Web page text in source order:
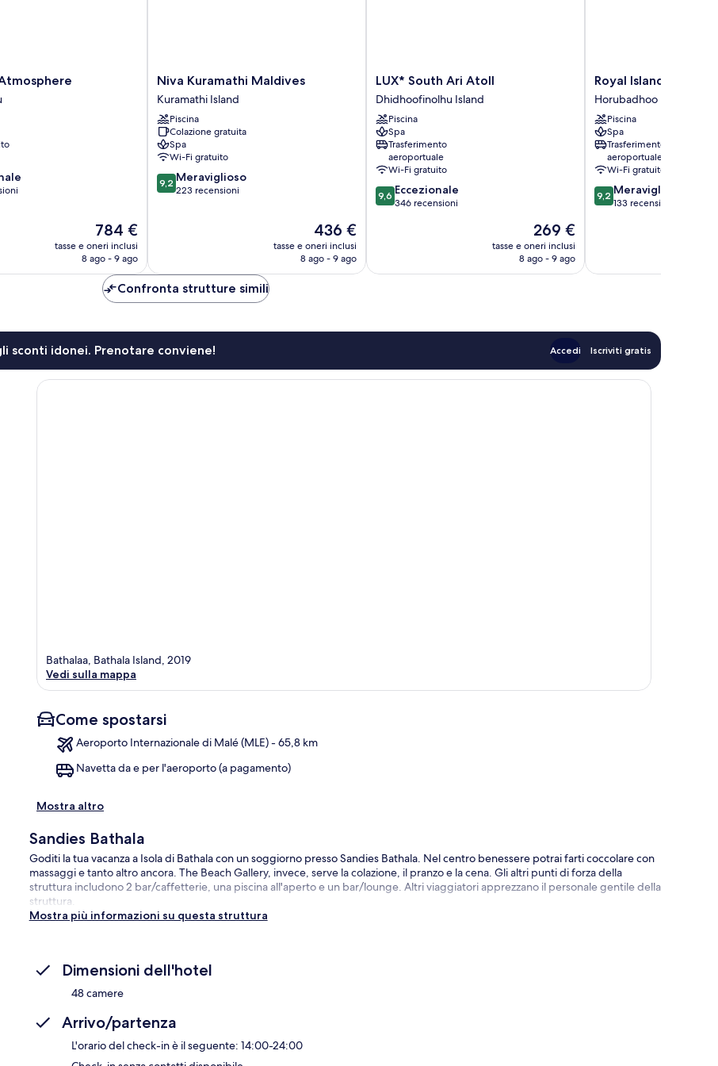
Il
prezzo
attuale
784 €
784 €
tasse e oneri inclusi
8 ago - 9 ago
Niva
Kuramathi
Maldives
Kuramathi
Island
Niva Kuramathi Maldives
Kuramathi Island
Piscina
Colazione gratuita
Spa
Wi-Fi gratuito
9.2
su
9,2 Meraviglioso
223 recensioni
Il
prezzo
attuale
436 €
tasse e oneri inclusi
8 ago - 9 ago
LUX*
South
Ari
Atoll
Dhidhoofinolhu
Island
LUX* South Ari Atoll
Dhidhoofinolhu Island
Piscina
Spa
Trasferimento
aeroportuale
Wi-Fi gratuito
9.6
su
9,6 Eccezionale
346 recensioni
Il
prezzo
attuale
269 €
tasse e oneri inclusi
8 ago - 9 ago
Royal
Island
Resort
&
Spa
Horubadhoo
Island
Royal Island Resort
Horubadhoo Island
Piscina
Spa
Trasferimento
aeroportuale
Wi-Fi gratuito
9.2
su
9,2 Meraviglioso
133 recensioni
Confronta strutture simili
sconti idonei. Prenotare conviene! Accedi Iscriviti gratis
Bathalaa, Bathala Island, 2019
Vedi sulla mappa
Come spostarsi
Aeroporto Internazionale di Malé (MLE) - 65,8 km
Navetta da e per l'aeroporto (a pagamento)
Mostra altro
Sandies Bathala
Goditi la tua vacanza a Isola di Bathala con un soggiorno presso Sandies Bathala. Nel centro benessere potrai farti coccolare con
massaggi e tanto altro ancora. The Beach Gallery, invece, serve la colazione, il pranzo e la cena. Gli altri punti di forza della
struttura includono 2 bar/caffetterie, una piscina all'aperto e un bar/lounge. Altri viaggiatori apprezzano il personale gentile della
struttura.
Mostra più informazioni su questa struttura
Dimensioni dell'hotel
48 camere
Arrivo/partenza
L'orario del check-in è il seguente: 14:00-24:00